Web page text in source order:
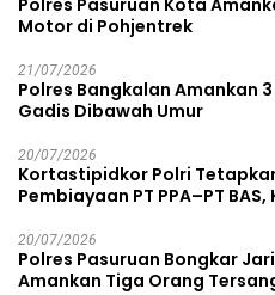
Polres Pasuruan Kota
Motor di Pohjentrek
21/07/2026
Polres Bangkalan Amankan
Gadis Dibawah Umur
20/07/2026
Kortastipidkor Polri
Pembiayaan PT PPA–PT
20/07/2026
Polres Pasuruan Bongkar
Amankan Tiga Orang